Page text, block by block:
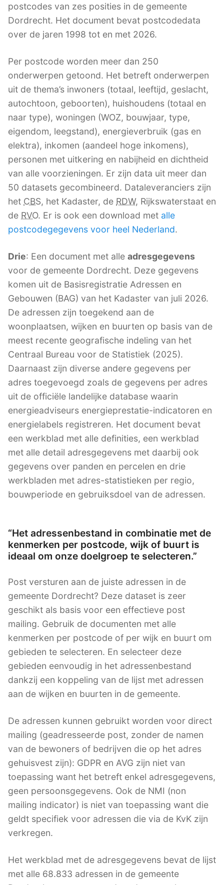
postcodes van zes posities in de gemeente
Dordrecht. Het document bevat postcodedata
over de jaren 1998 tot en met 2026.
Per postcode worden meer dan 250
onderwerpen getoond. Het betreft onderwerpen
uit de thema’s inwoners (totaal, leeftijd, geslacht,
autochtoon, geboorten), huishoudens (totaal en
naar type), woningen (WOZ, bouwjaar, type,
eigendom, leegstand), energieverbruik (gas en
elektra), inkomen (aandeel hoge inkomens),
personen met uitkering en nabijheid en dichtheid
van alle voorzieningen. Er zijn data uit meer dan
50 datasets gecombineerd. Dataleveranciers zijn
het CBS, het Kadaster, de RDW, Rijkswaterstaat en
de RVO. Er is ook een download met alle
postcodegegevens voor heel Nederland.
Drie: Een document met alle adresgegevens
voor de gemeente Dordrecht. Deze gegevens
komen uit de Basisregistratie Adressen en
Gebouwen (BAG) van het Kadaster van juli 2026.
De adressen zijn toegekend aan de
woonplaatsen, wijken en buurten op basis van de
meest recente geografische indeling van het
Centraal Bureau voor de Statistiek (2025).
Daarnaast zijn diverse andere gegevens per
adres toegevoegd zoals de gegevens per adres
uit de officiële landelijke database waarin
energieadviseurs energieprestatie-indicatoren en
energielabels registreren. Het document bevat
een werkblad met alle definities, een werkblad
met alle detail adresgegevens met daarbij ook
gegevens over panden en percelen en drie
werkbladen met adres-statistieken per regio,
bouwperiode en gebruiksdoel van de adressen.
“Het adressenbestand in combinatie met de
kenmerken per postcode, wijk of buurt is
ideaal om onze doelgroep te selecteren.”
Post versturen aan de juiste adressen in de
gemeente Dordrecht? Deze dataset is zeer
geschikt als basis voor een effectieve post
mailing. Gebruik de documenten met alle
kenmerken per postcode of per wijk en buurt om
gebieden te selecteren. En selecteer deze
gebieden eenvoudig in het adressenbestand
dankzij een koppeling van de lijst met adressen
aan de wijken en buurten in de gemeente.
De adressen kunnen gebruikt worden voor direct
mailing (geadresseerde post, zonder de namen
van de bewoners of bedrijven die op het adres
gehuisvest zijn): GDPR en AVG zijn niet van
toepassing want het betreft enkel adresgegevens,
geen persoonsgegevens. Ook de NMI (non
mailing indicator) is niet van toepassing want die
geldt specifiek voor adressen die via de KvK zijn
verkregen.
Het werkblad met de adresgegevens bevat de lijst
met alle 68.833 adressen in de gemeente